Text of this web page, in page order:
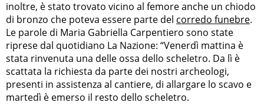
inoltre, è stato trovato vicino al femore anche un chiodo
di bronzo che poteva essere parte del corredo funebre.
Le parole di Maria Gabriella Carpentiero sono state
riprese dal quotidiano La Nazione: “Venerdì mattina è
stata rinvenuta una delle ossa dello scheletro. Da lì è
scattata la richiesta da parte dei nostri archeologi,
presenti in assistenza al cantiere, di allargare lo scavo e
martedì è emerso il resto dello scheletro.